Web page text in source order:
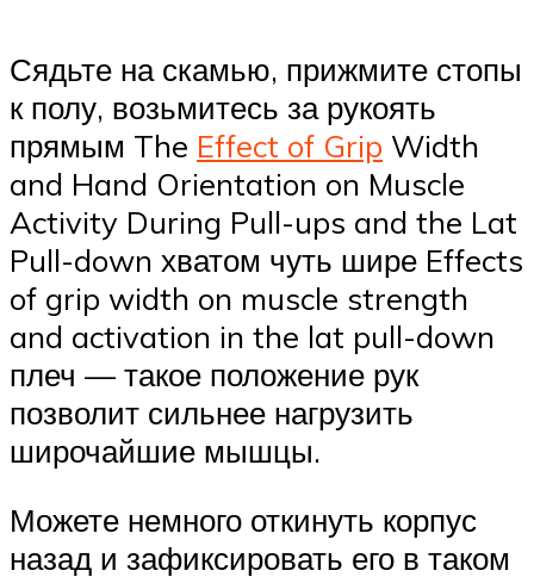
Сядьте на скамью, прижмите стопы
к полу, возьмитесь за рукоять
прямым The Effect of Grip Width
and Hand Orientation on Muscle
Activity During Pull-ups and the Lat
Pull-down хватом чуть шире Effects
of grip width on muscle strength
and activation in the lat pull-down
плеч — такое положение рук
позволит сильнее нагрузить
широчайшие мышцы.
Можете немного откинуть корпус
назад и зафиксировать его в таком